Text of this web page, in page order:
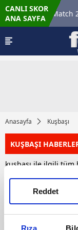
Rıza
Reddet
CANLI SKOR
ANA SAYFA
Winner Match 2
Anasayfa Kuşbaşı
KUŞBAŞI
kuşbaşı ile ilgili tüm
kuşbaşı haberi